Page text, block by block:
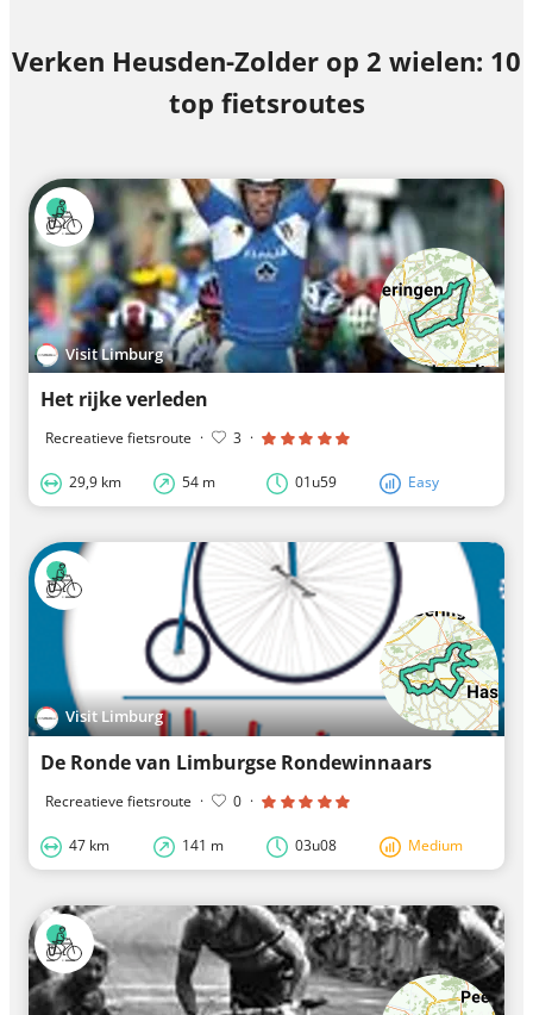
Verken Heusden-Zolder op 2 wielen: 10
top fietsroutes
Visit Limburg
Het rijke verleden
Recreatieve fietsroute · 3 ·
29,9 km 54 m 01u59 Easy
Visit Limburg
De Ronde van Limburgse Rondewinnaars
Recreatieve fietsroute · 0 ·
47 km 141 m 03u08 Medium